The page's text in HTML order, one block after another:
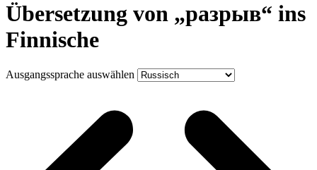
Übersetzung von „разрыв“ ins
Finnische
Ausgangssprache auswählen